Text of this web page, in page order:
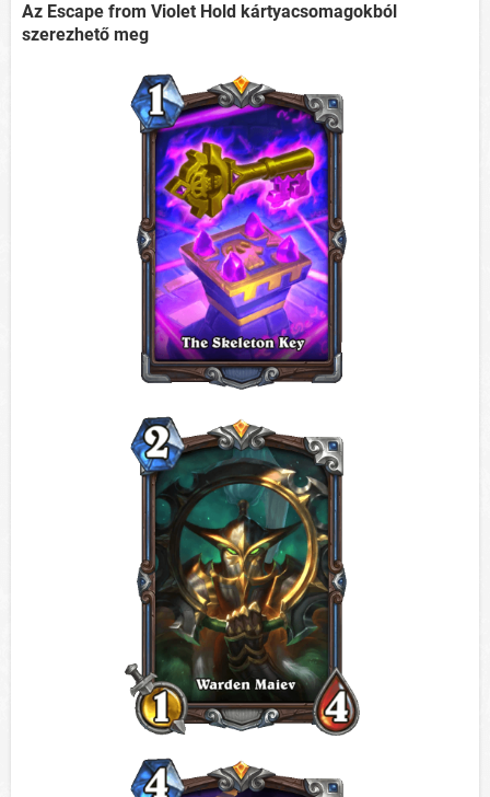
Az Escape from Violet Hold kártyacsomagokból
szerezhető meg